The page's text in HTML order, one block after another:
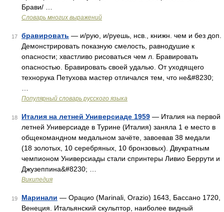
Брави/ …
Словарь многих выражений
17 бравировать — и/рую, и/руешь, нсв., книжн. чем и без доп.
Демонстрировать показную смелость, равнодушие к
опасности; хвастливо рисоваться чем л. Бравировать
опасностью. Бравировать своей удалью. От уходящего
технорука Петухова мастер отличался тем, что не&#8230;
Популярный словарь русского языка
18 Италия на летней Универсиаде 1959 — Италия на первой
летней Универсиаде в Турине (Италия) заняла 1 е место в
общекомандном медальном зачёте, завоевав 38 медали
(18 золотых, 10 серебряных, 10 бронзовых). Двукратным
чемпионом Универсиады стали спринтеры Ливио Беррути и
Джузеппина&#8230; …
Википедия
19 Маринали — Орацио (Marinali, Orazio) 1643, Бассано 1720,
Венеция. Итальянский скульптор, наиболее видный